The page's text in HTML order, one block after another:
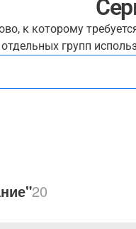
к которому
групп
20